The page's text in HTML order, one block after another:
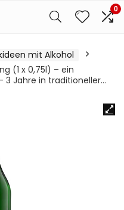
0
mit Alkohol
(1 x 0,75l) – ein
3 Jahre in traditioneller…